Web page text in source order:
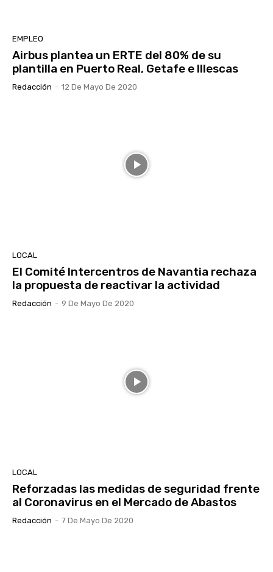
EMPLEO
Airbus plantea un ERTE del 80% de su
plantilla en Puerto Real, Getafe e Illescas
Redacción - 12 De Mayo De 2020
LOCAL
El Comité Intercentros de Navantia rechaza
la propuesta de reactivar la actividad
Redacción - 9 De Mayo De 2020
LOCAL
Reforzadas las medidas de seguridad frente
al Coronavirus en el Mercado de Abastos
Redacción - 7 De Mayo De 2020